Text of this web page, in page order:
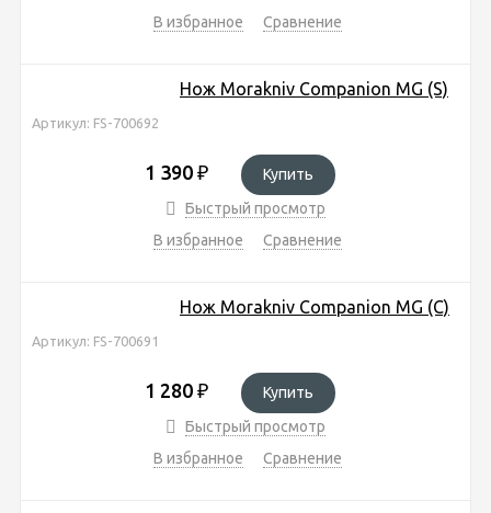
В избранное
Сравнение
Нож Morakniv Companion MG (S)
Артикул: FS-700692
1 390 ₽
Купить
Быстрый просмотр
В избранное
Сравнение
Нож Morakniv Companion MG (C)
Артикул: FS-700691
1 280 ₽
Купить
Быстрый просмотр
В избранное
Сравнение